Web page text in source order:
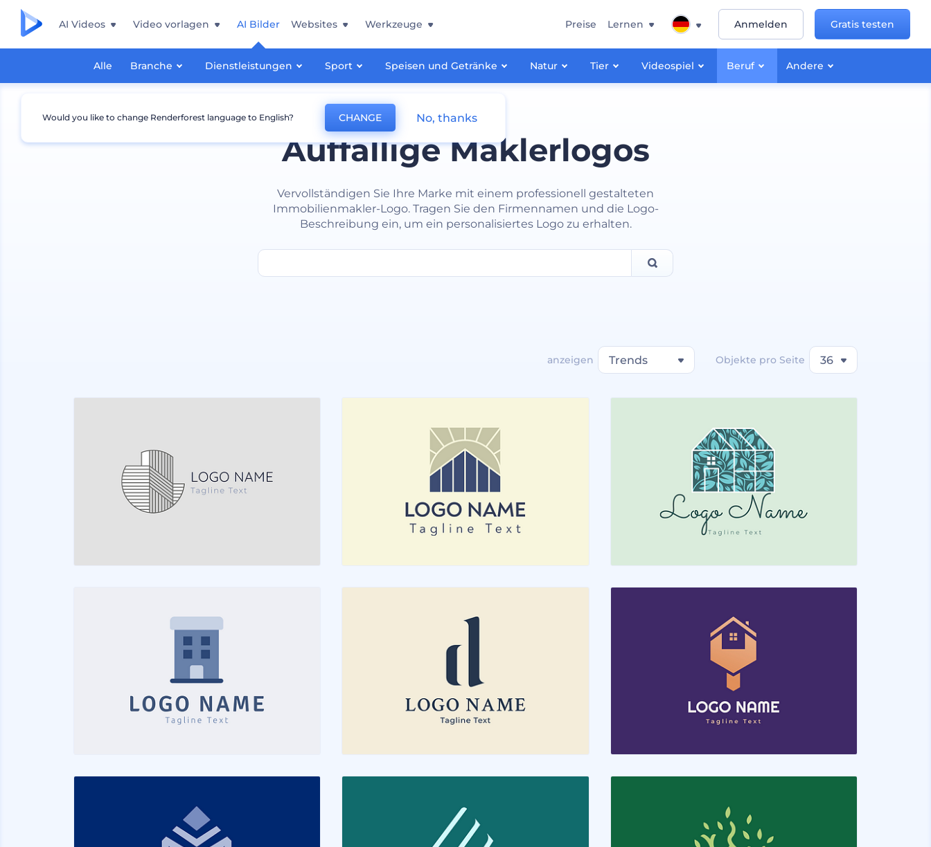
AI Videos Video vorlagen AI Bilder
Alle Branche Dienstleistungen Sport Speisen und Getränke Natur Tier Videospiel Beruf Andere
Websites Werkzeuge Preise Lernen Anmelden Gratis testen
Auffällige Maklerlogos
Vervollständigen Sie Ihre Marke mit einem professionell gestalteten
Immobilienmakler-Logo. Tragen Sie den Firmennamen und die Logo-
Beschreibung ein, um ein personalisiertes Logo zu erhalten.
anzeigen Trends Objekte pro Seite 36
Would you like to change Renderforest language to English? CHANGE No, thanks